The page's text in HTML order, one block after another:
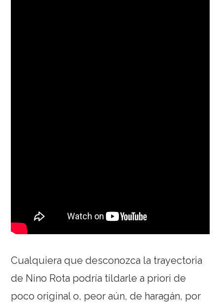
Cualquiera que desconozca la trayectoria
de Nino Rota podría tildarle a priori de
poco original o, peor aún, de haragán, por